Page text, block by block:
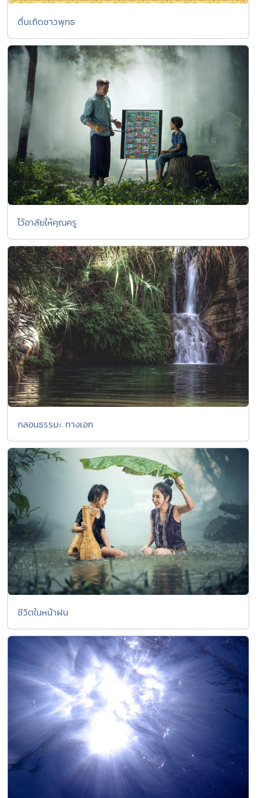
ตื่นเถิดชาวพุทธ
ไว้อาลัยให้คุณครู
กลอนธรรมะ ทางเอก
ชีวิตในหน้าฝน